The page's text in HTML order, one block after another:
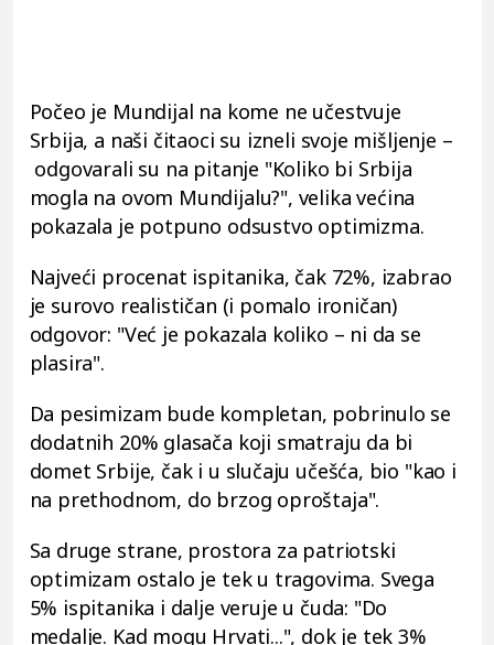
Počeo je Mundijal na kome ne učestvuje
Srbija, a naši čitaoci su izneli svoje mišljenje –
odgovarali su na pitanje "Koliko bi Srbija
mogla na ovom Mundijalu?", velika većina
pokazala je potpuno odsustvo optimizma.
Najveći procenat ispitanika, čak 72%, izabrao
je surovo realističan (i pomalo ironičan)
odgovor: "Već je pokazala koliko – ni da se
plasira".
Da pesimizam bude kompletan, pobrinulo se
dodatnih 20% glasača koji smatraju da bi
domet Srbije, čak i u slučaju učešća, bio "kao i
na prethodnom, do brzog oproštaja".
Sa druge strane, prostora za patriotski
optimizam ostalo je tek u tragovima. Svega
5% ispitanika i dalje veruje u čuda: "Do
medalje. Kad mogu Hrvati...", dok je tek 3%